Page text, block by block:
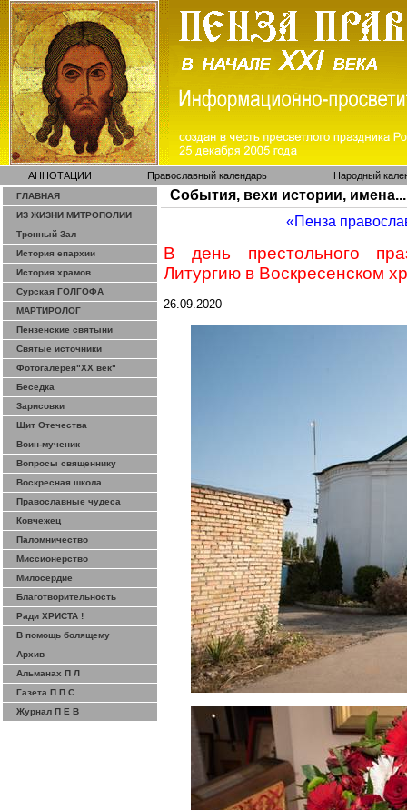
АННОТАЦИИ Православный календарь Народный
ГЛАВНАЯ
ИЗ ЖИЗНИ МИТРОПОЛИИ
Тронный Зал
История епархии
История храмов
Сурская ГОЛГОФА
МАРТИРОЛОГ
Пензенские святыни
Святые источники
Фотогалерея"ХХ век"
Беседка
Зарисовки
Щит Отечества
Воин-мученик
Вопросы священнику
Воскресная школа
Православные чудеса
Ковчежец
Паломничество
Миссионерство
Милосердие
Благотворительность
Ради ХРИСТА !
В помощь болящему
Архив
Альманах П Л
Газета П П С
Журнал П Е В
События, вехи истории, имена...
«Пенза
В день престольного
Литургию в Воскресенском
26.09.2020